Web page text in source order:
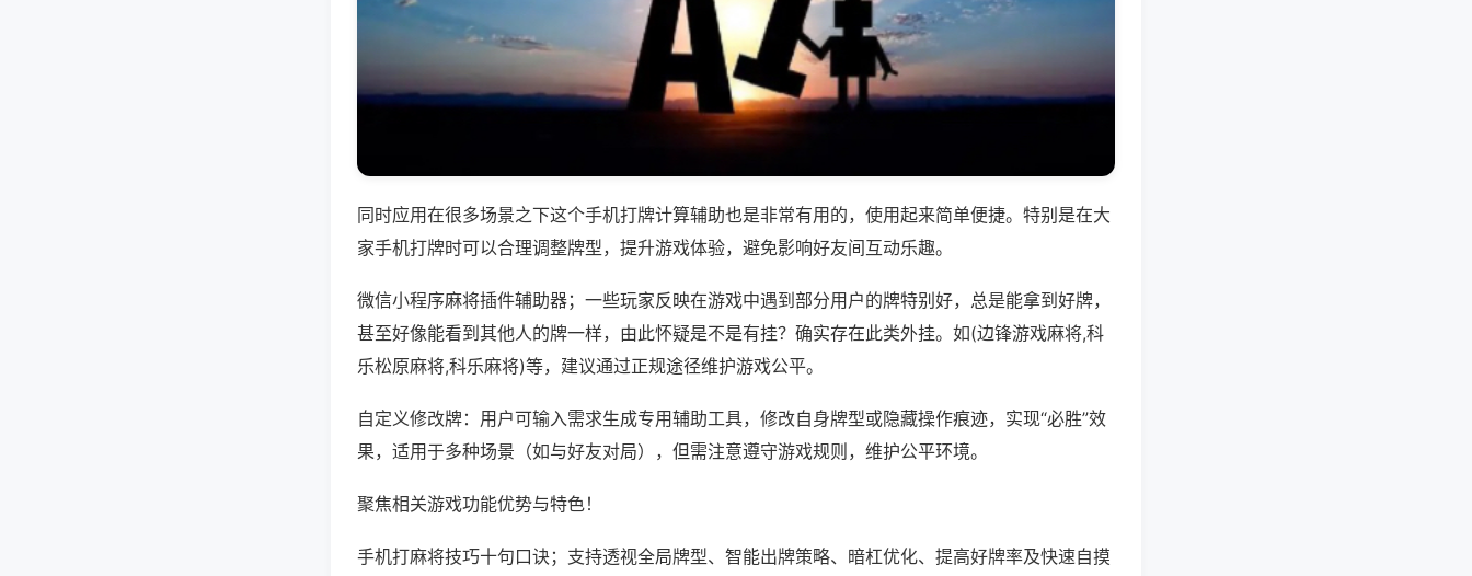
同时应用在很多场景之下这个手机打牌计算辅助也是非常有用的，使用起来简单便捷。特别是在大
家手机打牌时可以合理调整牌型，提升游戏体验，避免影响好友间互动乐趣。
微信小程序麻将插件辅助器；一些玩家反映在游戏中遇到部分用户的牌特别好，总是能拿到好牌，
甚至好像能看到其他人的牌一样，由此怀疑是不是有挂？确实存在此类外挂。如(边锋游戏麻将,科
乐松原麻将,科乐麻将)等，建议通过正规途径维护游戏公平。
自定义修改牌：用户可输入需求生成专用辅助工具，修改自身牌型或隐藏操作痕迹，实现“必胜”效
果，适用于多种场景（如与好友对局），但需注意遵守游戏规则，维护公平环境。
聚焦相关游戏功能优势与特色！
手机打麻将技巧十句口诀；支持透视全局牌型、智能出牌策略、暗杠优化、提高好牌率及快速自摸